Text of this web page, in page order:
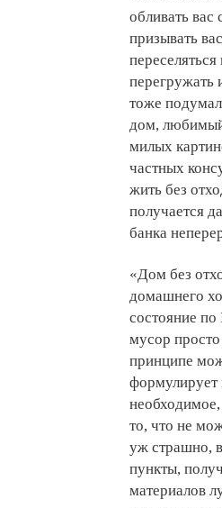
обливать
призывать
перегружать
тоже
дом,
милых
частных
жить без
получается
банка
«Дом без
домашнего
состояние
мусор просто
принципе
формулирует
то, что не
уж страшно,
пункты,
материалов